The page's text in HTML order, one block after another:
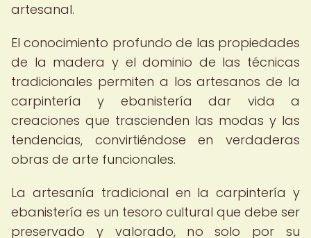
artesanal.
El conocimiento profundo de las propiedades
de la madera y el dominio de las técnicas
tradicionales permiten a los artesanos de la
carpintería y ebanistería dar vida a
creaciones que trascienden las modas y las
tendencias, convirtiéndose en verdaderas
obras de arte funcionales.
La artesanía tradicional en la carpintería y
ebanistería es un tesoro cultural que debe ser
preservado y valorado, no solo por su